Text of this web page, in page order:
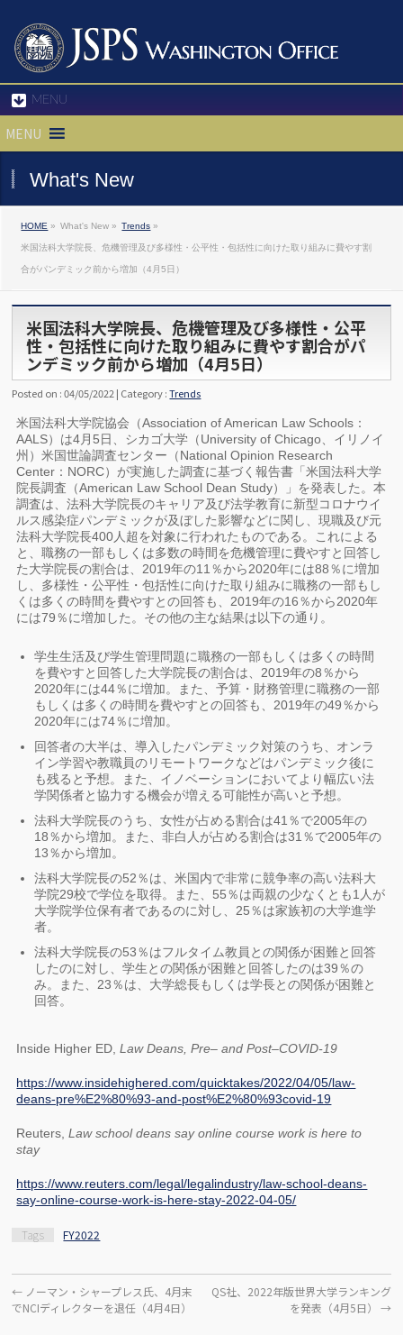
MENU
MENU
What's New
HOME » What's New » Trends »
米国法科大学院長、危機管理及び多様性・公平性・包括性に向けた取り組みに費やす割
合がパンデミック前から増加（4月5日）
米国法科大学院長、危機管理及び多様性・公平
性・包括性に向けた取り組みに費やす割合がパ
ンデミック前から増加（4月5日）
Posted on : 04/05/2022 | Category :Trends
米国法科大学院協会（Association of American Law Schools：
AALS）は4月5日、シカゴ大学（University of Chicago、イリノイ
州）米国世論調査センター（National Opinion Research
Center：NORC）が実施した調査に基づく報告書「米国法科大学
院長調査（American Law School Dean Study）」を発表した。本
調査は、法科大学院長のキャリア及び法学教育に新型コロナウイ
ルス感染症パンデミックが及ぼした影響などに関し、現職及び元
法科大学院長400人超を対象に行われたものである。これによる
と、職務の一部もしくは多数の時間を危機管理に費やすと回答し
た大学院長の割合は、2019年の11％から2020年には88％に増加
し、多様性・公平性・包括性に向けた取り組みに職務の一部もし
くは多くの時間を費やすとの回答も、2019年の16％から2020年
には79％に増加した。その他の主な結果は以下の通り。
学生生活及び学生管理問題に職務の一部もしくは多くの時間
を費やすと回答した大学院長の割合は、2019年の8％から
2020年には44％に増加。また、予算・財務管理に職務の一部
もしくは多くの時間を費やすとの回答も、2019年の49％から
2020年には74％に増加。
回答者の大半は、導入したパンデミック対策のうち、オンラ
イン学習や教職員のリモートワークなどはパンデミック後に
も残ると予想。また、イノベーションにおいてより幅広い法
学関係者と協力する機会が増える可能性が高いと予想。
法科大学院長のうち、女性が占める割合は41％で2005年の
18％から増加。また、非白人が占める割合は31％で2005年の
13％から増加。
法科大学院長の52％は、米国内で非常に競争率の高い法科大
学院29校で学位を取得。また、55％は両親の少なくとも1人が
大学院学位保有者であるのに対し、25％は家族初の大学進学
者。
法科大学院長の53％はフルタイム教員との関係が困難と回答
したのに対し、学生との関係が困難と回答したのは39％の
み。また、23％は、大学総長もしくは学長との関係が困難と
回答。
Inside Higher ED,Law Deans, Pre– and Post–COVID-19
https://www.insidehighered.com/quicktakes/2022/04/05/law-
deans-pre%E2%80%93-and-post%E2%80%93covid-19
Reuters,Law school deans say online course work is here to
stay
https://www.reuters.com/legal/legalindustry/law-school-deans-
say-online-course-work-is-here-stay-2022-04-05/
Tags FY2022
← ノーマン・シャープレス氏、4月末
でNCIディレクターを退任（4月4日）
QS社、2022年版世界大学ランキング
を発表（4月5日） →